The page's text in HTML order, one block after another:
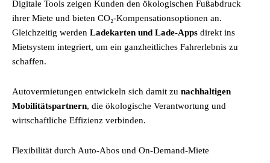
Digitale Tools zeigen Kunden den ökologischen Fußabdruck
ihrer Miete und bieten CO₂-Kompensationsoptionen an.
Gleichzeitig werden Ladekarten und Lade-Apps direkt ins
Mietsystem integriert, um ein ganzheitliches Fahrerlebnis zu
schaffen.
Autovermietungen entwickeln sich damit zu nachhaltigen
Mobilitätspartnern, die ökologische Verantwortung und
wirtschaftliche Effizienz verbinden.
Flexibilität durch Auto-Abos und On-Demand-Miete